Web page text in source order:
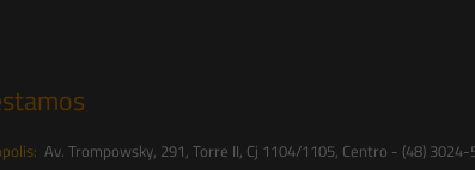
Av. Trompowsky, 291, Torre II, Cj 1104/1105, Centro - (48)